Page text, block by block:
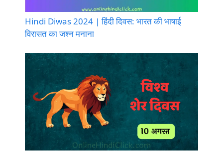
Hindi Diwas 2024 | हिंदी दिवस: भारत की भाषाई
विरासत का जश्न मनाना